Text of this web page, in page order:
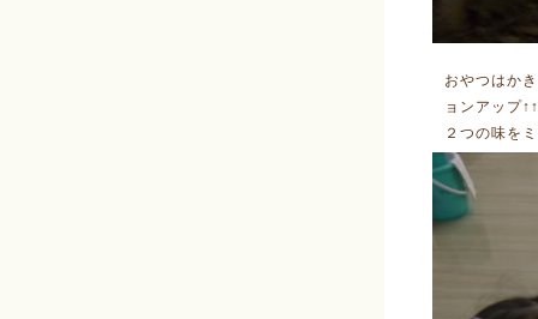
おやつはか
ョンアップ↑↑
２つの味を